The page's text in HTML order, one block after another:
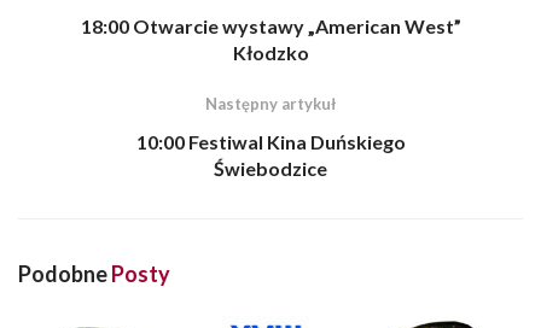
18:00 Otwarcie wystawy „American West”
Kłodzko
Następny artykuł
10:00 Festiwal Kina Duńskiego
Świebodzice
PodobnePosty